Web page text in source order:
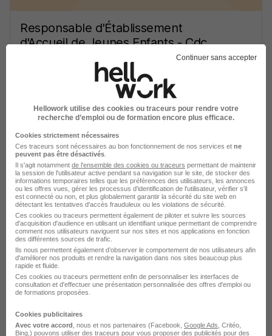
Responsable d'Établissement
d'Accueil de Jeunes Enfants - Cdc
Etablissements publics de coopération
Cadillac-sur-Garonne - 33 Fonctionnaire
Voir l’offre
il y a 19 jours
Directeur Adjoint d'Accueil de Loisirs
sans Hébergement - Cdc du Reolais
en Sud Gironde H/F
Etablissements publics de coopération
intercommunale
Savignac - 33 Fonctionnaire
Continuer sans accepter
Hellowork utilise des cookies ou traceurs pour rendre votre
recherche d’emploi ou de formation encore plus efficace.
Cookies strictement nécessaires
Ces traceurs sont nécessaires au bon fonctionnement de nos services et ne
peuvent pas être désactivés
Il s'agit notamment de l'ensemble des cookies ou traceurs permettant de maintenir
la session de l'utilisateur active pendant sa navigation sur le site, de stocker des
informations temporaires telles que les préférences des utilisateurs, les annonces
ou les offres vues, gérer les processus d'identification de l'utilisateur, vérifier s'il
est connecté ou non, et plus globalement garantir la sécurité du site web en
détectant les tentatives d'accès frauduleux ou les violations de sécurité.
Ces cookies ou traceurs permettent également de piloter et suivre les sources
d'acquisition d'audience en utilisant un identifiant unique permettant de comprendre
comment nos utilisateurs naviguent sur nos sites et nos applications en fonction
des différentes sources de trafic.
Ils nous permettent également d’observer le comportement de nos utilisateurs afin
d'améliorer nos produits et rendre la navigation dans nos sites beaucoup plus
rapide et fluide.
Ces cookies ou traceurs permettent enfin de personnaliser les interfaces de
consultation et d'effectuer une présentation personnalisée des offres d'emploi ou
de formations proposées.
Cookies publicitaires
Avec votre accord , nous et nos partenaires (Facebook, Google Ads , Critéo,
Bing,) pouvons utiliser des traceurs pour vous proposer des publicités pour des